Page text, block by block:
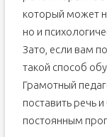
который может
но и
Зато, если вам
такой способ
Грамотный
поставить речь
постоянным